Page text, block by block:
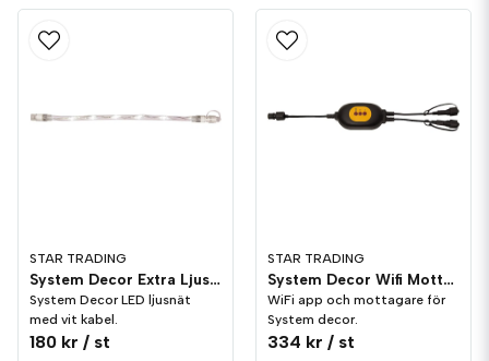
STAR TRADING
System Decor Extra Ljusslang LED
System Decor LED ljusnät
med vit kabel.
180 kr / st
STAR TRADING
System Decor Wifi Mottagare
WiFi app och mottagare för
System decor.
334 kr / st